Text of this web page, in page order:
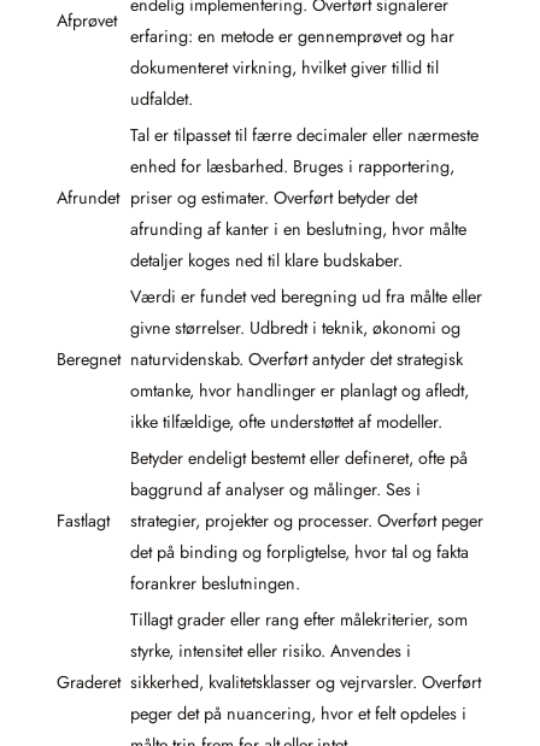
Afprøvet
endelig implementering. Overført signalerer
erfaring: en metode er gennemprøvet og har
dokumenteret virkning, hvilket giver tillid til
udfaldet.
Afrundet
Tal er tilpasset til færre decimaler eller nærmeste
enhed for læsbarhed. Bruges i rapportering,
priser og estimater. Overført betyder det
afrunding af kanter i en beslutning, hvor målte
detaljer koges ned til klare budskaber.
Beregnet
Værdi er fundet ved beregning ud fra målte eller
givne størrelser. Udbredt i teknik, økonomi og
naturvidenskab. Overført antyder det strategisk
omtanke, hvor handlinger er planlagt og afledt,
ikke tilfældige, ofte understøttet af modeller.
Fastlagt
Betyder endeligt bestemt eller defineret, ofte på
baggrund af analyser og målinger. Ses i
strategier, projekter og processer. Overført peger
det på binding og forpligtelse, hvor tal og fakta
forankrer beslutningen.
Graderet
Tillagt grader eller rang efter målekriterier, som
styrke, intensitet eller risiko. Anvendes i
sikkerhed, kvalitetsklasser og vejrvarsler. Overført
peger det på nuancering, hvor et felt opdeles i